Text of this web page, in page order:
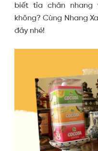
biết tỉa chân
không? Cùng Nhang
đây nhé!